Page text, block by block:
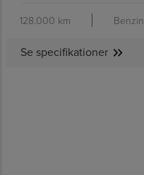
128.000 km Benzin
Se specifikationer